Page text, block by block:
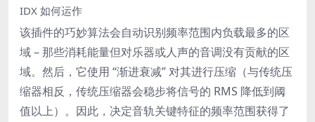
IDX 如何运作
该插件的巧妙算法会自动识别频率范围内负载最多的区
域 – 那些消耗能量但对乐器或人声的音调没有贡献的区
域。然后，它使用 “渐进衰减” 对其进行压缩（与传统压
缩器相反，传统压缩器会稳步将信号的 RMS 降低到阈
值以上）。因此，决定音轨关键特征的频率范围获得了